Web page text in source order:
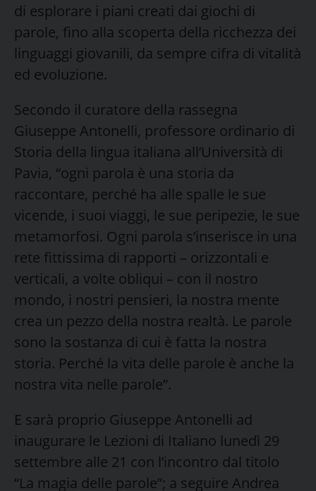
di esplorare i piani creati dai giochi di
parole, fino alla scoperta della ricchezza dei
linguaggi giovanili, da sempre cifra di vitalità
ed evoluzione.
Secondo il curatore della rassegna
Giuseppe Antonelli, professore ordinario di
Storia della lingua italiana all’Università di
Pavia, “ogni parola è una storia da
raccontare, perché ha alle spalle le sue
vicende, i suoi viaggi, le sue peripezie, le sue
metamorfosi. Ogni parola s’inserisce in una
rete fittissima di rapporti – orizzontali e
verticali, a volte obliqui – con il nostro
mondo, i nostri pensieri, la nostra mente
crea un pezzo della nostra realtà. Le parole
sono la sostanza di cui è fatta la nostra
storia. Perché la vita delle parole è anche la
nostra vita nelle parole”.
E sarà proprio Giuseppe Antonelli ad
inaugurare le Lezioni di Italiano lunedì 29
settembre alle 21 con l’incontro dal titolo
“La magia delle parole”; a seguire Andrea